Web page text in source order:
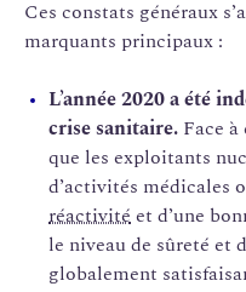
Ces constats généraux
marquants principaux :
L’année 2020 a été
crise sanitaire. Face
que les exploitants
d’activités médicales
réactivitéet d’une
le niveau de sûreté et
globalement